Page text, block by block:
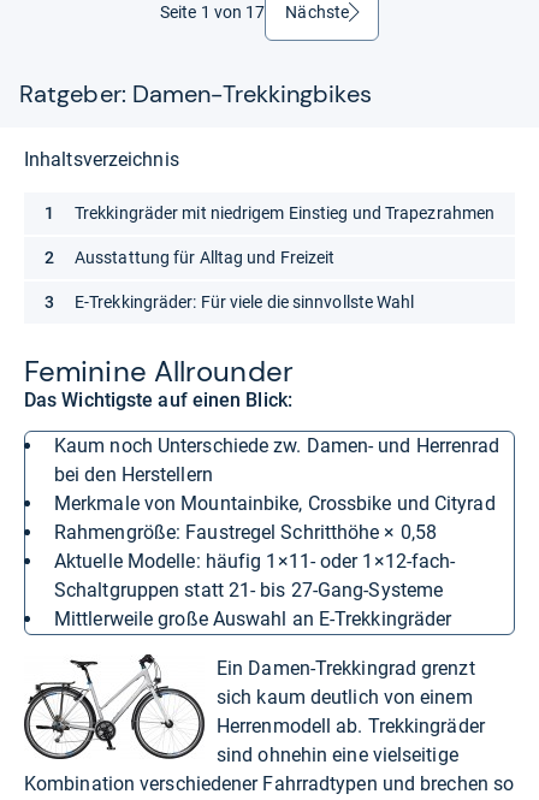
Seite 1 von 17 Nächsteweiter
Ratgeber: Damen-Trekkingbikes
Femi­nine All­roun­der
Das Wichtigste auf einen Blick:
Kaum noch Unterschiede zw. Damen- und Herrenrad
bei den Herstellern
Merkmale von Mountainbike, Crossbike und Cityrad
Rahmengröße: Faustregel Schritthöhe × 0,58
Aktuelle Modelle: häufig 1×11- oder 1×12-fach-
Schaltgruppen statt 21- bis 27-Gang-Systeme
Mittlerweile große Auswahl an E-Trekkingräder
Ein Damen-Trekkingrad grenzt
sich kaum deutlich von einem
Herrenmodell ab. Trekkingräder
sind ohnehin eine vielseitige
Kombination verschiedener Fahrradtypen und brechen so
Inhaltsverzeichnis
Trekkingräder mit niedrigem Einstieg und Trapezrahmen
Ausstattung für Alltag und Freizeit
E-Trekkingräder: Für viele die sinnvollste Wahl